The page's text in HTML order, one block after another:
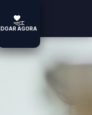
DOAR AGORA